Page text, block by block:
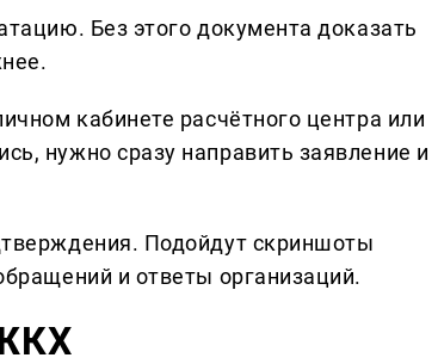
Без этого документа доказать
кабинете расчётного центра или
нужно сразу направить заявление и
Подойдут скриншоты
и ответы организаций.